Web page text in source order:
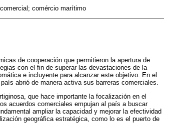
comércio marítimo
de cooperación que permitieron la apertura de
con el fin de superar las devastaciones de la
e incluyente para alcanzar este objetivo. En el
abrió de manera activa sus barreras comerciales.
que hace importante la focalización en el
acuerdos comerciales empujan al país a buscar
ampliar la capacidad y mejorar la efectividad
geográfica estratégica, como lo es el puerto de